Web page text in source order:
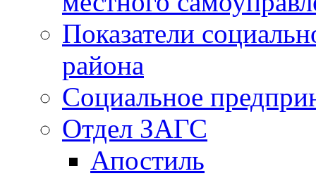
Показатели
района
Социальное
Отдел ЗАГС
Апостиль